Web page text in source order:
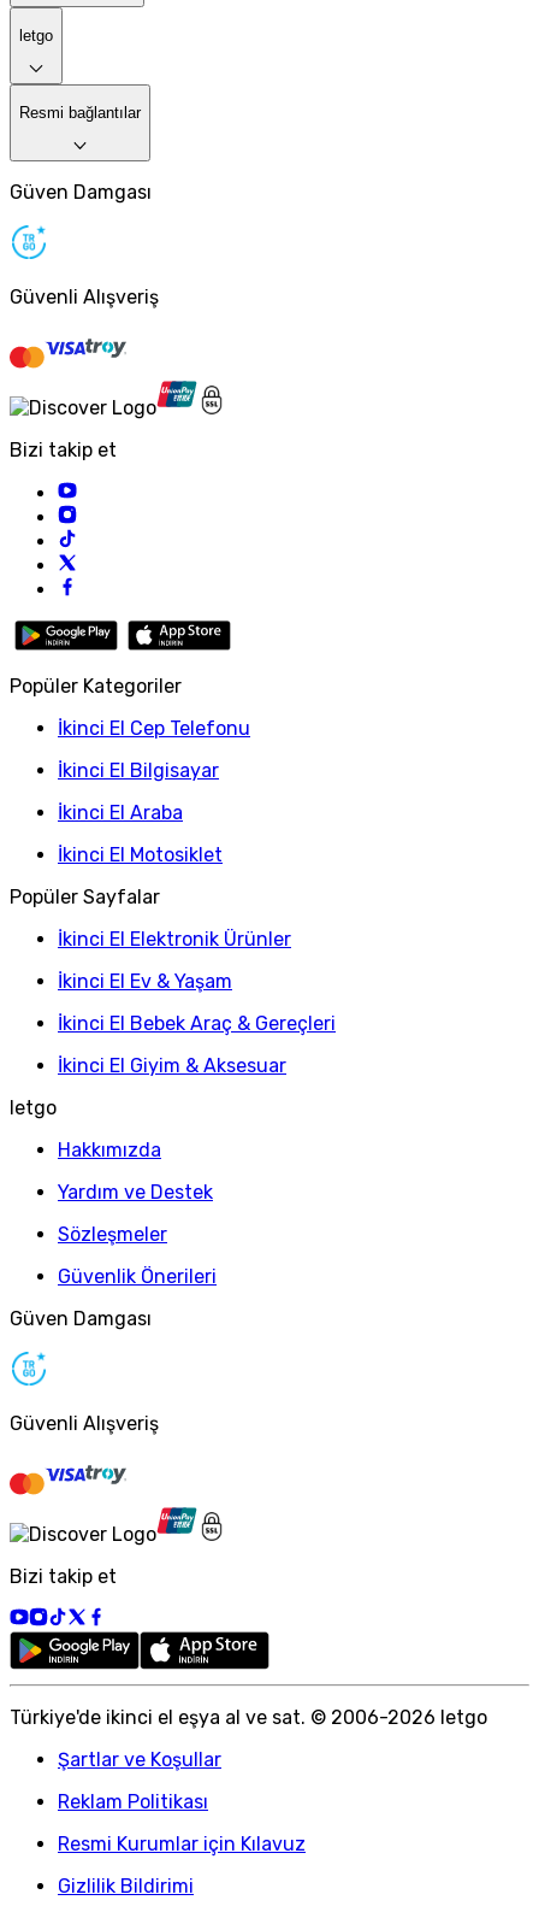
letgo
Resmi bağlantılar
Güven Damgası
Güvenli Alışveriş
Bizi takip et
Popüler Kategoriler
İkinci El Cep Telefonu
İkinci El Bilgisayar
İkinci El Araba
İkinci El Motosiklet
Popüler Sayfalar
İkinci El Elektronik Ürünler
İkinci El Ev & Yaşam
İkinci El Bebek Araç & Gereçleri
İkinci El Giyim & Aksesuar
letgo
Hakkımızda
Yardım ve Destek
Sözleşmeler
Güvenlik Önerileri
Güven Damgası
Güvenli Alışveriş
Bizi takip et
Türkiye'de ikinci el eşya al ve sat. © 2006-2026 letgo
Şartlar ve Koşullar
Reklam Politikası
Resmi Kurumlar için Kılavuz
Gizlilik Bildirimi